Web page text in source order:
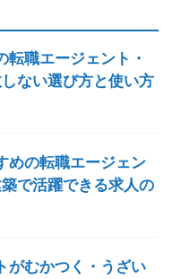
転職エージェント・
ない選び方と使い方
めの転職エージェン
築で活躍できる求人の
がむかつく・うざい